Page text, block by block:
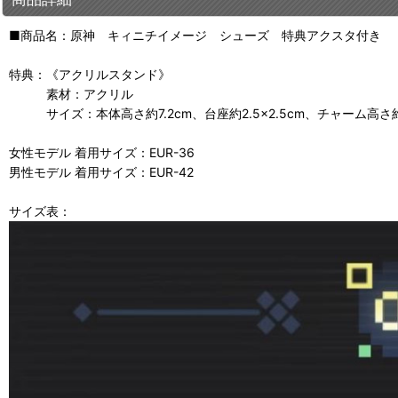
■商品名：原神 キィニチイメージ シューズ 特典アクスタ付き
特典：《アクリルスタンド》
素材：アクリル
サイズ：本体高さ約7.2cm、台座約2.5×2.5cm、チャーム高さ
女性モデル 着用サイズ：EUR-36
男性モデル 着用サイズ：EUR-42
サイズ表：